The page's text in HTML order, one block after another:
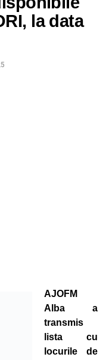
la data
AJOFM
Alba a
transmis
lista cu
locurile de